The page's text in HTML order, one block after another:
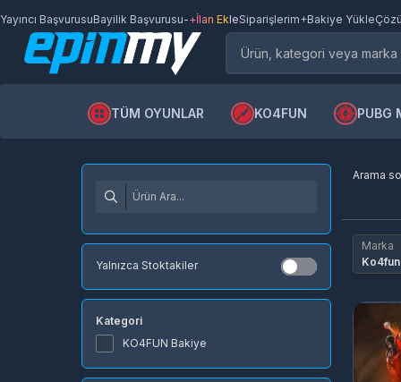
Yayıncı BaşvurusuBayilik Başvurusu-+İlan EkleSiparişlerim+Bakiye Yükle
TÜM OYUNLAR KO4FUN PUBG
Yalnızca Stoktakiler
Kategori
KO4FUN Bakiye
Arama
Marka